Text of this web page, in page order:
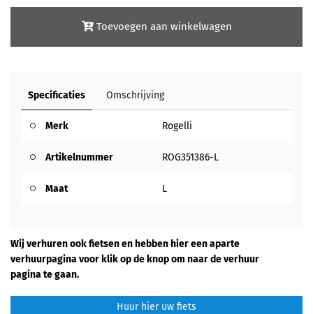
Toevoegen aan winkelwagen
Specificaties Omschrijving
Merk Rogelli
Artikelnummer ROG351386-L
Maat L
Wij verhuren ook fietsen en hebben hier een aparte
verhuurpagina voor klik op de knop om naar de verhuur
pagina te gaan.
Huur hier uw fiets